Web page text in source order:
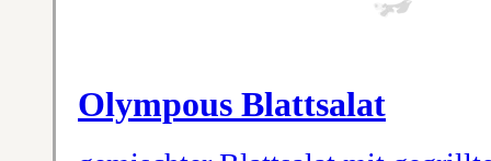
Olympous Blattsalat